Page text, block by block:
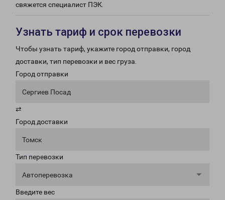
свяжется специалист ПЭК.
Узнать тариф и срок перевозки
Чтобы узнать тариф, укажите город отправки, город
доставки, тип перевозки и вес груза.
Город отправки
Сергиев Посад
⇄
Город доставки
Томск
Тип перевозки
Автоперевозка
Введите вес